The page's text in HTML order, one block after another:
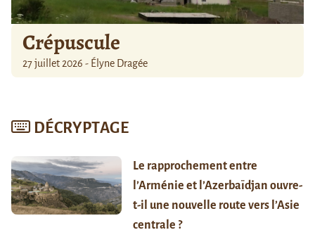
Crépuscule
27 juillet 2026 - Élyne Dragée
DÉCRYPTAGE
Le rapprochement entre
l’Arménie et l’Azerbaïdjan ouvre-
t-il une nouvelle route vers l’Asie
centrale ?